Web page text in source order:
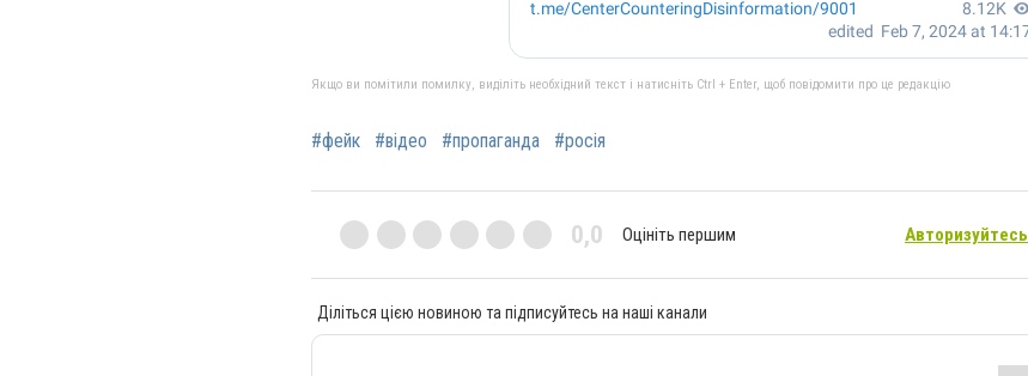
Якщо ви помітили помилку, виділіть необхідний текст і натисніть Ctrl + Enter, щоб повідомити про це редакцію
#фейк #відео #пропаганда #росія
0,0 Оцініть першим Авторизуйтесь
Діліться цією новиною та підписуйтесь на наші канали